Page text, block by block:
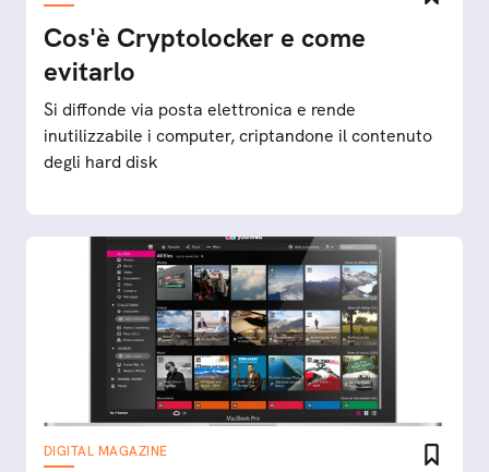
Cos'è Cryptolocker e come
evitarlo
Si diffonde via posta elettronica e rende
inutilizzabile i computer, criptandone il contenuto
degli hard disk
DIGITAL MAGAZINE